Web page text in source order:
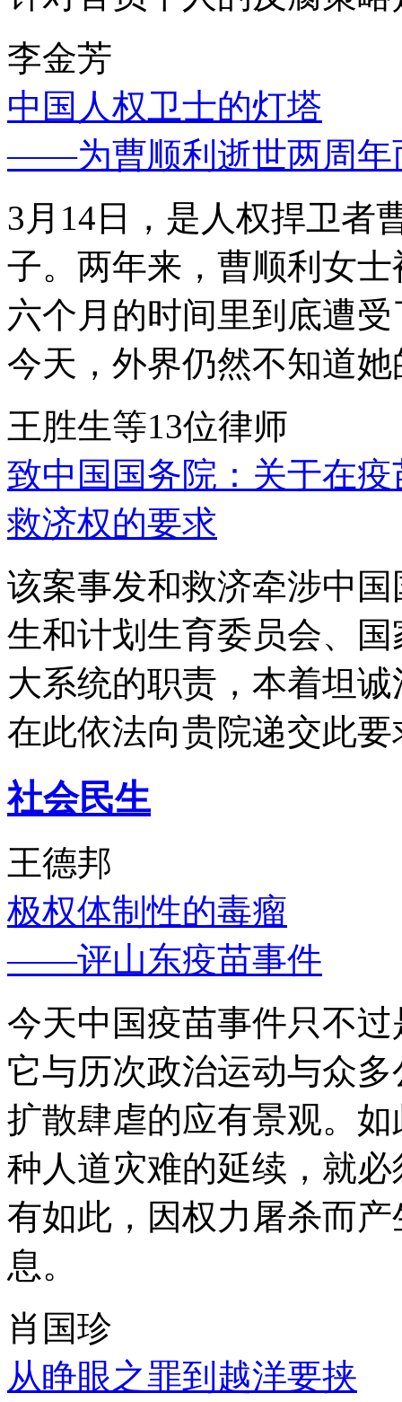
李金芳
中国人权卫士的灯塔
——为曹顺利逝世两周年
3月14日，是人权捍卫者
子。两年来，曹顺利女
六个月的时间里到底遭
今天，外界仍然不知道
王胜生等13位律师
致中国国务院：关于在
救济权的要求
该案事发和救济牵涉中
生和计划生育委员会、
大系统的职责，本着坦
在此依法向贵院递交此要
社会民生
王德邦
极权体制性的毒瘤
——评山东疫苗事件
今天中国疫苗事件只不
它与历次政治运动与众
扩散肆虐的应有景观。
种人道灾难的延续，就
有如此，因权力屠杀而
息。
肖国珍
从睁眼之罪到越洋要挟